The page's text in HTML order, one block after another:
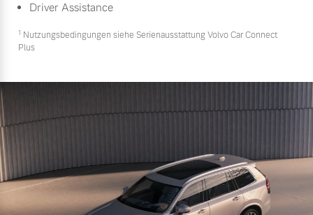
Driver Assistance
1 Nutzungsbedingungen siehe Serienausstattung Volvo Car Connect
Plus